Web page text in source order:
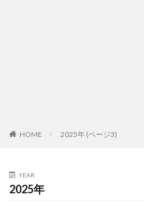
HOME 2025年 (ページ3)
YEAR
2025年